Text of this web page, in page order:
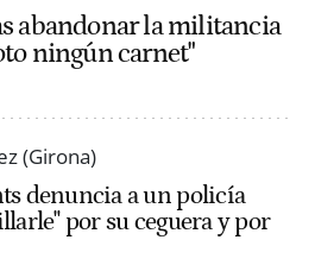
abandonar la militancia
ningún carnet"
denuncia a un policía
por su ceguera y por